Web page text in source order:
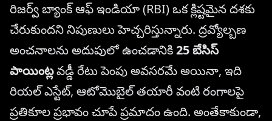
రిజర్వ్ బ్యాంక్ ఆఫ్ ఇండియా (RBI) ఒక క్లిష్టమైన దశకు
చేరుకుందని నిపుణులు హెచ్చరిస్తున్నారు. ద్రవ్యోల్బణ
అంచనాలను అదుపులో ఉంచడానికి25 బేసిస్
పాయింట్లవడ్డీ రేటు పెంపు అవసరమే అయినా, ఇది
రియల్ ఎస్టేట్, ఆటోమొబైల్ తయారీ వంటి రంగాలపై
ప్రతికూల ప్రభావం చూపే ప్రమాదం ఉంది. అంతేకాకుండా,